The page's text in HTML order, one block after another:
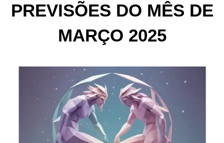
PREVISÕES DO MÊS DE
MARÇO 2025